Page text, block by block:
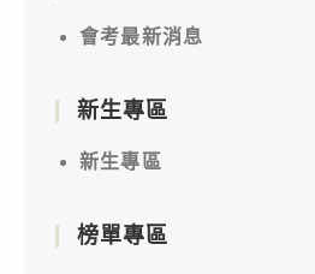
會考最新消息
新生專區
新生專區
榜單專區